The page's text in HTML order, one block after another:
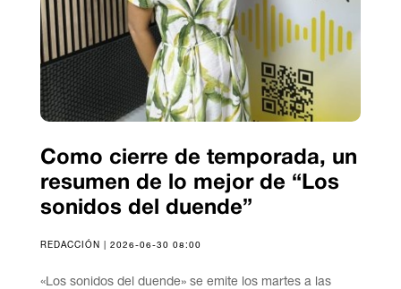
Como cierre de temporada, un
resumen de lo mejor de “Los
sonidos del duende”
REDACCIÓN | 2026-06-30 08:00
«Los sonidos del duende» se emite los martes a las